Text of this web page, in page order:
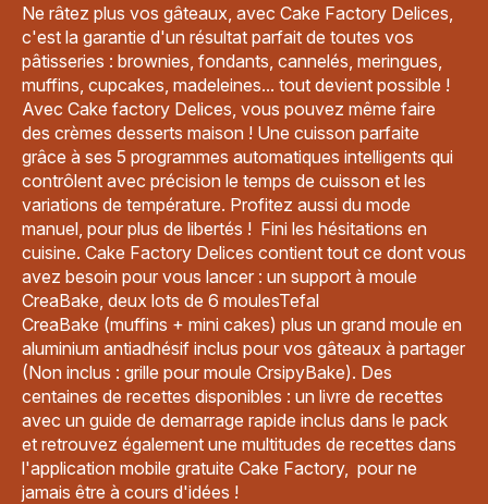
Ne râtez plus vos gâteaux, avec Cake Factory Delices,
c'est la garantie d'un résultat parfait de toutes vos
pâtisseries : brownies, fondants, cannelés, meringues,
muffins, cupcakes, madeleines... tout devient possible !
Avec Cake factory Delices, vous pouvez même faire
des crèmes desserts maison ! Une cuisson parfaite
grâce à ses 5 programmes automatiques intelligents qui
contrôlent avec précision le temps de cuisson et les
variations de température. Profitez aussi du mode
manuel, pour plus de libertés ! Fini les hésitations en
cuisine. Cake Factory Delices contient tout ce dont vous
avez besoin pour vous lancer : un support à moule
CreaBake, deux lots de 6 moulesTefal
CreaBake (muffins + mini cakes) plus un grand moule en
aluminium antiadhésif inclus pour vos gâteaux à partager
(Non inclus : grille pour moule CrsipyBake). Des
centaines de recettes disponibles : un livre de recettes
avec un guide de demarrage rapide inclus dans le pack
et retrouvez également une multitudes de recettes dans
l'application mobile gratuite Cake Factory, pour ne
jamais être à cours d'idées !